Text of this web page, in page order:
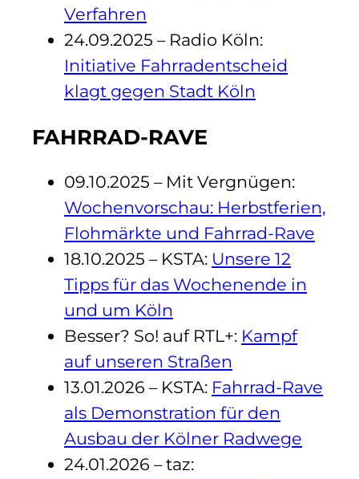
Verfahren
24.09.2025 – Radio Köln:
Initiative Fahrradentscheid
klagt gegen Stadt Köln
FAHRRAD-RAVE
09.10.2025 – Mit Vergnügen:
Wochenvorschau: Herbstferien,
Flohmärkte und Fahrrad-Rave
18.10.2025 – KSTA: Unsere 12
Tipps für das Wochenende in
und um Köln
Besser? So! auf RTL+: Kampf
auf unseren Straßen
13.01.2026 – KSTA: Fahrrad-Rave
als Demonstration für den
Ausbau der Kölner Radwege
24.01.2026 – taz: